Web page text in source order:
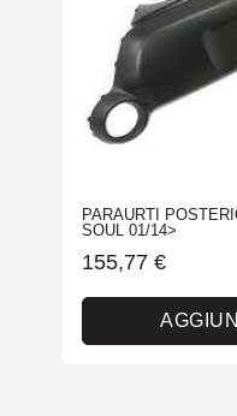
PARAURTI
SOUL 01/14>
155,77 €